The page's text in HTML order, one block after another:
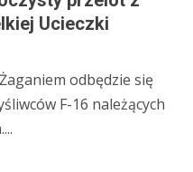
Ucieczki
odbędzie się
F-16 należących